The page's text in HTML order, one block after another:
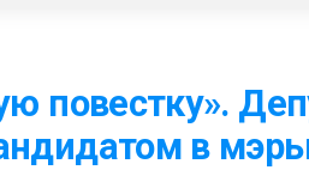
повестку».
в